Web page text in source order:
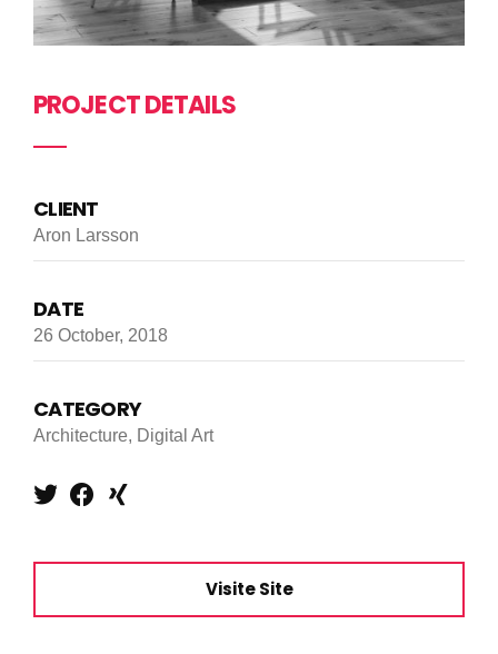
PROJECT DETAILS
CLIENT
Aron Larsson
DATE
26 October, 2018
CATEGORY
Architecture, Digital Art
Visite Site